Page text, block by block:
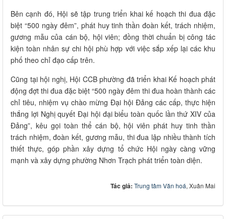
Bên cạnh đó, Hội sẽ tập trung triển khai kế hoạch thi đua đặc
biệt “500 ngày đêm”, phát huy tinh thần đoàn kết, trách nhiệm,
gương mẫu của cán bộ, hội viên; đồng thời chuẩn bị công tác
kiện toàn nhân sự chi hội phù hợp với việc sắp xếp lại các khu
phố theo chỉ đạo cấp trên.
Cũng tại hội nghị, Hội CCB phường đã triển khai Kế hoạch phát
động đợt thi đua đặc biệt “500 ngày đêm thi đua hoàn thành các
chỉ tiêu, nhiệm vụ chào mừng Đại hội Đảng các cấp, thực hiện
thắng lợi Nghị quyết Đại hội đại biểu toàn quốc lần thứ XIV của
Đảng”, kêu gọi toàn thể cán bộ, hội viên phát huy tinh thần
trách nhiệm, đoàn kết, gương mẫu, thi đua lập nhiều thành tích
thiết thực, góp phần xây dựng tổ chức Hội ngày càng vững
mạnh và xây dựng phường Nhơn Trạch phát triển toàn diện.
Tác giả: Trung tâm Văn hoá, Xuân Mai